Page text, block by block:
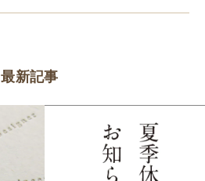
最新記事